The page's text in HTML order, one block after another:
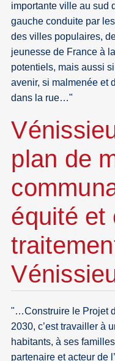
importante ville au sud
gauche conduite par
des villes populaires,
jeunesse de France à
potentiels, mais aussi
avenir, si malmenée et
dans la rue…"
plan de
équité et
"…Construire le Projet
2030, c’est travailler à
habitants, à ses
partenaire et acteur de